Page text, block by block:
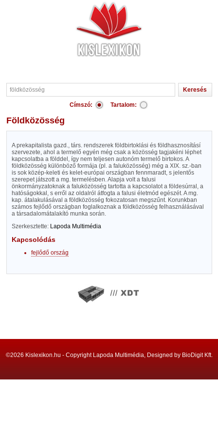
Címszó: Tartalom:
földközösség
A prekapitalista gazd., társ. rendszerek földbirtoklási és földhasznosításí
szervezete, ahol a termelő egyén még csak a közösség tagjakéni léphet
kapcsolatba a földdel, így nem teljesen autonóm termelő birtokos. A
földközösség különböző formája (pl. a faluközösség) még a XIX. sz.-ban
is sok közép-keleti és kelet-európai országban fennmaradt, s jelentős
szerepet játszott a mg. termelésben. Alapja volt a falusi
önkormányzatoknak a faluközösség tartotta a kapcsolatot a földesúrral, a
hatóságokkal, s erről az oldalról átfogta a falusi életmód egészét. A mg.
kap. átalakulásával a földközösség fokozatosan megszűnt. Korunkban
számos fejlődő országban foglalkoznak a földközösség felhasználásával
a társadalomátalakító munka során.
Szerkesztette: Lapoda Multimédia
Kapcsolódás
fejlődő ország
©2026 Kislexikon.hu - Copyright Lapoda Multimédia, Designed by BioDigit Kft.